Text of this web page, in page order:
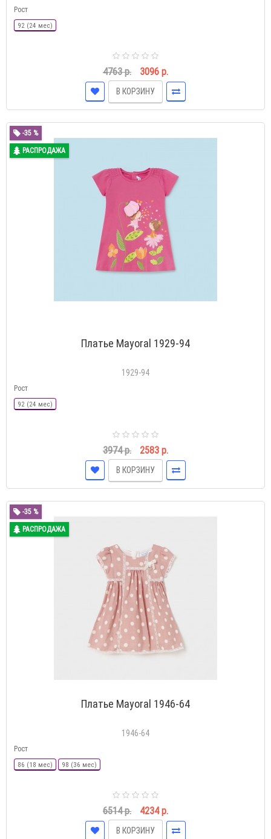
Рост
92 (24 мес)
4763 р. 3096 р.
В КОРЗИНУ
-35 %
РАСПРОДАЖА
Платье Mayoral 1929-94
1929-94
Рост
92 (24 мес)
3974 р. 2583 р.
В КОРЗИНУ
-35 %
РАСПРОДАЖА
Платье Mayoral 1946-64
1946-64
Рост
86 (18 мес) 98 (36 мес)
6514 р. 4234 р.
В КОРЗИНУ